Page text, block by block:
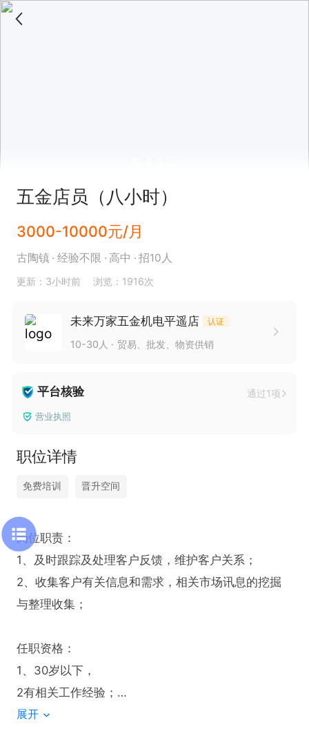
五金店员（八小时）
3000-10000元/月
古陶镇 经验不限 高中 招10人
更新：3小时前 浏览：1916次
未来万家五金机电平遥店 认证
10-30人 贸易、批发、物资供销
平台核验 通过1项
营业执照
职位详情
免费培训 晋升空间
岗位职责：
1、及时跟踪及处理客户反馈，维护客户关系；
2、收集客户有关信息和需求，相关市场讯息的挖掘
与整理收集；
任职资格：
1、30岁以下，
2有相关工作经验；
3、工作积极主动，耐心细致，责任心强
展开